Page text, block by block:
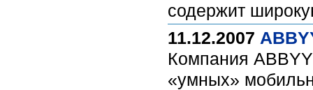
содержит
11.12.2007
Компания
«умных»